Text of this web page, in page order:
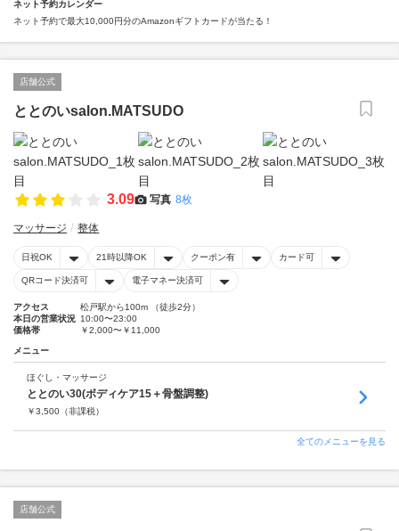
ネット予約カレンダー
ネット予約で最大10,000円分のAmazonギフトカードが当たる！
店舗公式
ととのいsalon.MATSUDO
3.09 写真 8枚
マッサージ 整体
日祝OK 21時以降OK クーポン有 カード可
QRコード決済可 電子マネー決済可
アクセス
松戸駅から100m （徒歩2分）
本日の営業状況 10:00〜23:00
価格帯
￥2,000〜￥11,000
メニュー
ほぐし・マッサージ
ととのい30(ボディケア15＋骨盤調整)
￥3,500 （非課税）
全てのメニューを見る
店舗公式